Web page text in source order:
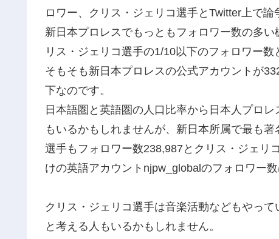
ロワー、クリス・ジェリコ選手とTwitter上で
新日本プロレスでもっともフォロワー数の多
リス・ジェリコ選手の1/10以下のフォロワー数
そもそも新日本プロレスの公式アカウントが
下なのです。
日本語圏と英語圏の人口比率から日本人プロ
もいるかもしれませんが、新日本所属で最も
選手もフォロワー数238,987とクリス・ジェリ
けの英語アカウントnjpw_globalのフォロワー
クリス・ジェリコ選手は音楽活動などもやっ
と考える人もいるかもしれません。